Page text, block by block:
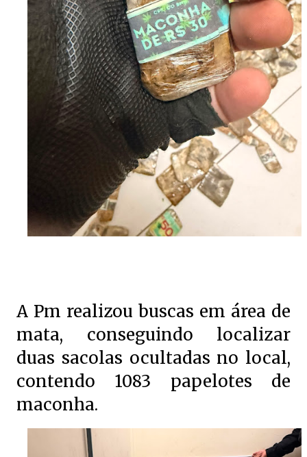
A Pm realizou buscas em área de
mata, conseguindo localizar
duas sacolas ocultadas no local,
contendo 1083 papelotes de
maconha.